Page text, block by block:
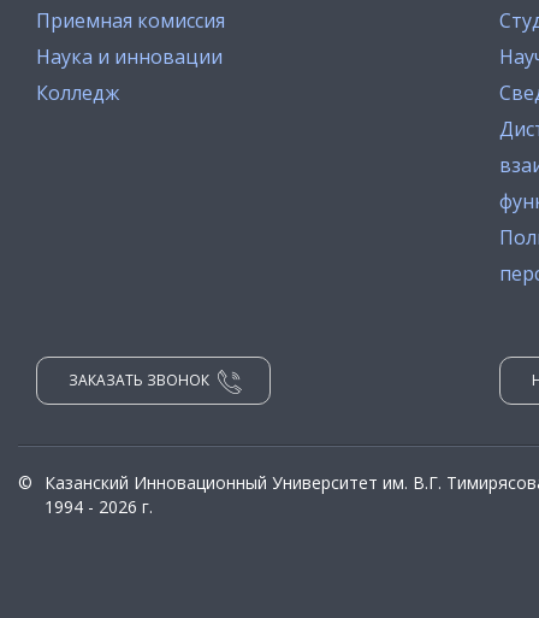
Приемная комиссия
Наука и инновации
Колледж
ЗАКАЗАТЬ ЗВОНОК
©
Казанский Инновационный Университет им. В.Г.
1994 - 2026 г.